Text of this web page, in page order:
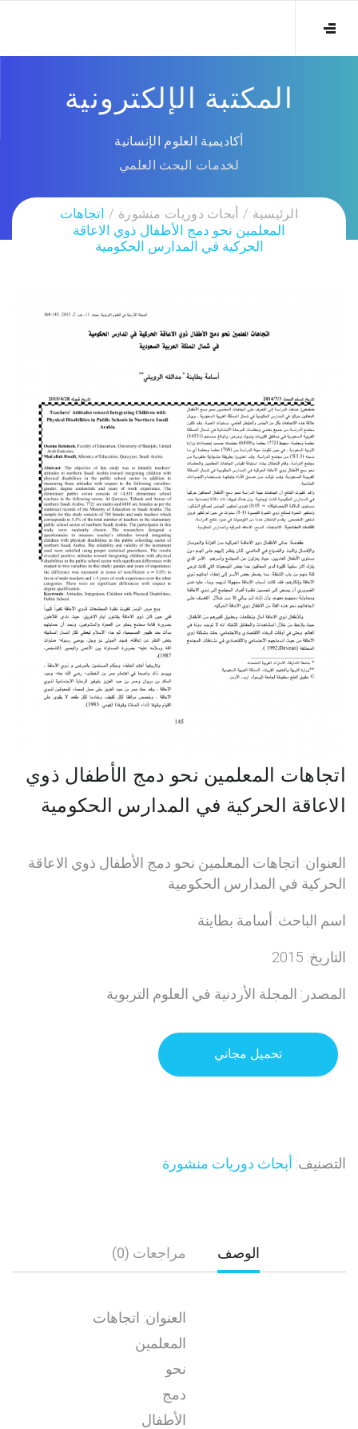
المكتبة الإلكترونية
أكاديمية العلوم الإنسانية
لخدمات البحث العلمي
الرئيسية أبحاث دوريات منشورة
اتجاهات
المعلمين نحو دمج الأطفال ذوي الاعاقة
الحركية في المدارس الحكومية
اتجاهات المعلمين نحو دمج الأطفال ذوي
الاعاقة الحركية في المدارس الحكومية
العنوان: اتجاهات المعلمين نحو دمج الأطفال ذوي الاعاقة
الحركية في المدارس الحكومية
اسم الباحث: أسامة بطاينة
التاريخ: 2015
المصدر: المجلة الأردنية في العلوم التربوية
تحميل مجاني
التصنيف: أبحاث دوريات منشورة
الوصف مراجعات (0)
العنوان: اتجاهات
المعلمين
نحو
دمج
الأطفال